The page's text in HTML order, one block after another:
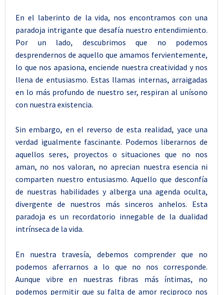
En el laberinto de la vida, nos encontramos con una
paradoja intrigante que desafía nuestro entendimiento.
Por un lado, descubrimos que no podemos
desprendernos de aquello que amamos fervientemente,
lo que nos apasiona, enciende nuestra creatividad y nos
llena de entusiasmo. Estas llamas internas, arraigadas
en lo más profundo de nuestro ser, respiran al unísono
con nuestra existencia.
Sin embargo, en el reverso de esta realidad, yace una
verdad igualmente fascinante. Podemos liberarnos de
aquellos seres, proyectos o situaciones que no nos
aman, no nos valoran, no aprecian nuestra esencia ni
comparten nuestro entusiasmo. Aquello que desconfía
de nuestras habilidades y alberga una agenda oculta,
divergente de nuestros más sinceros anhelos. Esta
paradoja es un recordatorio innegable de la dualidad
intrínseca de la vida.
En nuestra travesía, debemos comprender que no
podemos aferrarnos a lo que no nos corresponde.
Aunque vibre en nuestras fibras más íntimas, no
podemos permitir que su falta de amor reciproco nos